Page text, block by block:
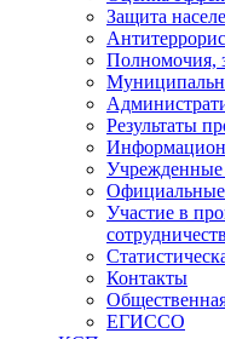
Защита
Полномочия,
Результаты
Официальные
Участие в
Контакты
ЕГИССО